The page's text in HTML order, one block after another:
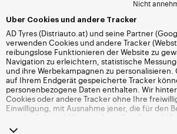
Nicht
Über Cookies und andere Tracker
AD Tyres (Distriauto.at) und seine Partner
verwenden Cookies und andere Tracker
reibungslose Funktionieren der Website zu
Navigation zu erleichtern, statistische
und ihre Werbekampagnen zu personalisieren.
auf Ihrem Endgerät gespeicherte Tracker
personenbezogene Daten enthalten. Wir
Cookies oder andere Tracker ohne Ihre
Einwilligung, mit Ausnahme jener, die für den
unerlässlich sind. Wir speichern Ihre Auswahl
6 Monaten. Sie können Ihre Einwilligung